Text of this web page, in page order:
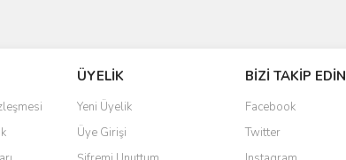
ÜYELİK
Yeni Üyelik
Üye Girişi
BİZİ TAKİP EDİN
Facebook
Twitter